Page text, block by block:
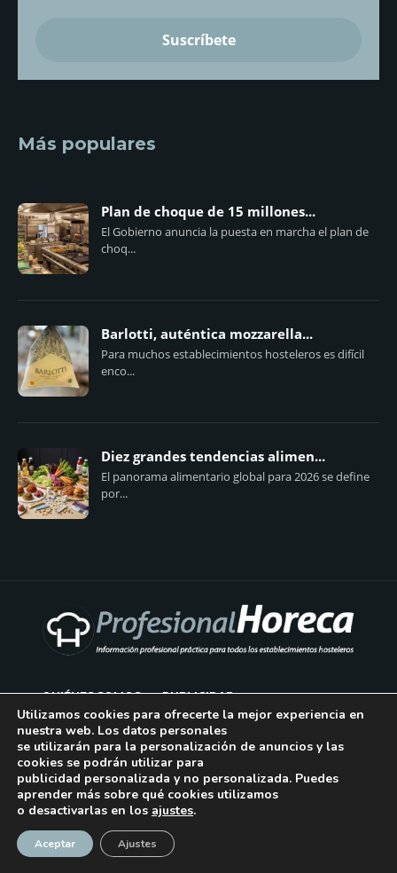
Más populares
Plan de choque de 15 millones...
El Gobierno anuncia la puesta en marcha el plan de
choq...
Barlotti, auténtica mozzarella...
Para muchos establecimientos hosteleros es difícil
enco...
Diez grandes tendencias alimen...
El panorama alimentario global para 2026 se define
por...
QUIÉNES SOMOS PUBLICIDAD
AVISO LEGAL
POLÍTICA DE COOKIES
POLÍTICA DE PRIVACIDAD
CONTACTO
¡Suscríbase!
Utilizamos cookies para ofrecerte la mejor experiencia en
nuestra web. Los datos personales
se utilizarán para la personalización de anuncios y las
cookies se podrán utilizar para
publicidad personalizada y no personalizada. Puedes
aprender más sobre qué cookies utilizamos
o desactivarlas en los ajustes.
Aceptar Ajustes